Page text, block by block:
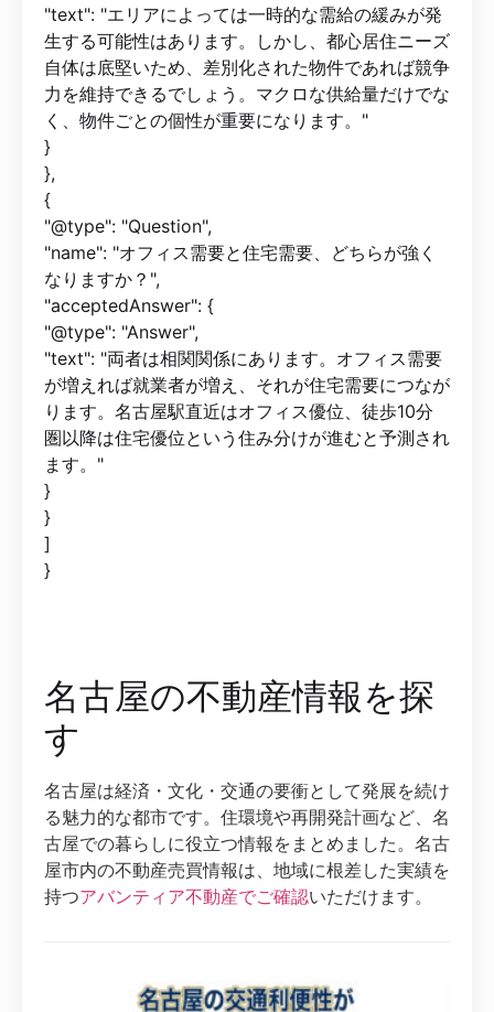
"text": "エリアによっては一時的な需給の緩みが発
生する可能性はあります。しかし、都心居住ニーズ
自体は底堅いため、差別化された物件であれば競争
力を維持できるでしょう。マクロな供給量だけでな
く、物件ごとの個性が重要になります。"
}
},
{
"@type": "Question",
"name": "オフィス需要と住宅需要、どちらが強く
なりますか？",
"acceptedAnswer": {
"@type": "Answer",
"text": "両者は相関関係にあります。オフィス需要
が増えれば就業者が増え、それが住宅需要につなが
ります。名古屋駅直近はオフィス優位、徒歩10分
圏以降は住宅優位という住み分けが進むと予測され
ます。"
}
}
]
}
名古屋の不動産情報を探
す
名古屋は経済・文化・交通の要衝として発展を続け
る魅力的な都市です。住環境や再開発計画など、名
古屋での暮らしに役立つ情報をまとめました。名古
屋市内の不動産売買情報は、地域に根差した実績を
持つアバンティア不動産でご確認いただけます。